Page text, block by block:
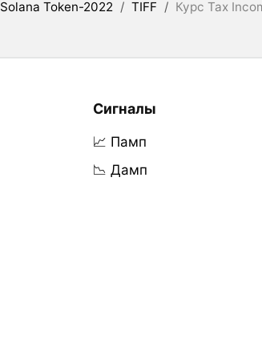
Solana Token-2022 / TIFF / Курс Tax
Сигналы
📈 Памп
📉 Дамп